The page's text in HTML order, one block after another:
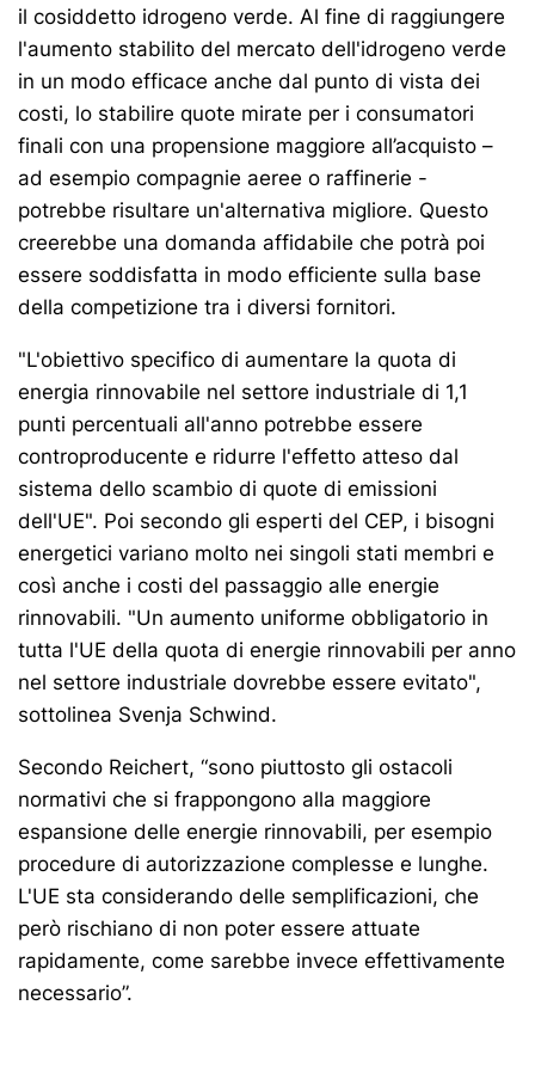
il cosiddetto idrogeno verde. Al fine di raggiungere
l'aumento stabilito del mercato dell'idrogeno verde
in un modo efficace anche dal punto di vista dei
costi, lo stabilire quote mirate per i consumatori
finali con una propensione maggiore all’acquisto –
ad esempio compagnie aeree o raffinerie -
potrebbe risultare un'alternativa migliore. Questo
creerebbe una domanda affidabile che potrà poi
essere soddisfatta in modo efficiente sulla base
della competizione tra i diversi fornitori.
"L'obiettivo specifico di aumentare la quota di
energia rinnovabile nel settore industriale di 1,1
punti percentuali all'anno potrebbe essere
controproducente e ridurre l'effetto atteso dal
sistema dello scambio di quote di emissioni
dell'UE". Poi secondo gli esperti del CEP, i bisogni
energetici variano molto nei singoli stati membri e
così anche i costi del passaggio alle energie
rinnovabili. "Un aumento uniforme obbligatorio in
tutta l'UE della quota di energie rinnovabili per anno
nel settore industriale dovrebbe essere evitato",
sottolinea Svenja Schwind.
Secondo Reichert, “sono piuttosto gli ostacoli
normativi che si frappongono alla maggiore
espansione delle energie rinnovabili, per esempio
procedure di autorizzazione complesse e lunghe.
L'UE sta considerando delle semplificazioni, che
però rischiano di non poter essere attuate
rapidamente, come sarebbe invece effettivamente
necessario”.